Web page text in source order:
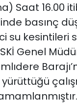
Saat 16.00
basınç
su kesintileri
Genel